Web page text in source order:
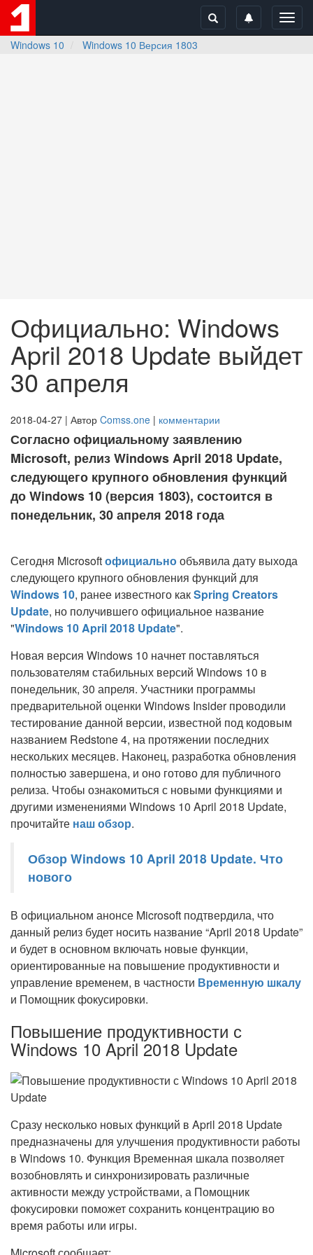
Windows 10
Windows 10 Версия 1803
Официально: Windows
April 2018 Update выйдет
30 апреля
2018-04-27 | Автор Comss.one | комментарии
Согласно официальному заявлению
Microsoft, релиз Windows April 2018 Update,
следующего крупного обновления функций
до Windows 10 (версия 1803), состоится в
понедельник, 30 апреля 2018 года
Сегодня Microsoftофициальнообъявила дату выхода
следующего крупного обновления функций для
Windows 10, ранее известного какSpring Creators
Update, но получившего официальное название
"Windows 10 April 2018 Update".
Новая версия Windows 10 начнет поставляться
пользователям стабильных версий Windows 10 в
понедельник, 30 апреля. Участники программы
предварительной оценки Windows Insider проводили
тестирование данной версии, известной под кодовым
названием Redstone 4, на протяжении последних
нескольких месяцев. Наконец, разработка обновления
полностью завершена, и оно готово для публичного
релиза. Чтобы ознакомиться с новыми функциями и
другими изменениями Windows 10 April 2018 Update,
прочитайте наш обзор.
Обзор Windows 10 April 2018 Update. Что
нового
В официальном анонсе Microsoft подтвердила, что
данный релиз будет носить название “April 2018 Update”
и будет в основном включать новые функции,
ориентированные на повышение продуктивности и
управление временем, в частности Временную шкалу
и Помощник фокусировки.
Повышение продуктивности с
Windows 10 April 2018 Update
Сразу несколько новых функций в April 2018 Update
предназначены для улучшения продуктивности работы
в Windows 10. Функция Временная шкала позволяет
возобновлять и синхронизировать различные
активности между устройствами, а Помощник
фокусировки поможет сохранить концентрацию во
время работы или игры.